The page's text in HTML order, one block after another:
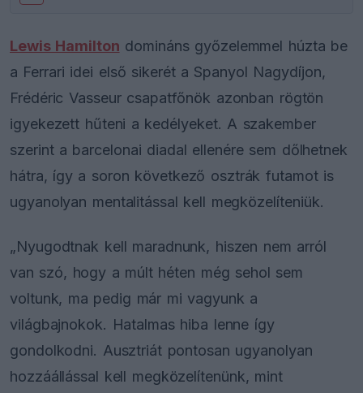
Lewis Hamilton domináns győzelemmel húzta be
a Ferrari idei első sikerét a Spanyol Nagydíjon,
Frédéric Vasseur csapatfőnök azonban rögtön
igyekezett hűteni a kedélyeket. A szakember
szerint a barcelonai diadal ellenére sem dőlhetnek
hátra, így a soron következő osztrák futamot is
ugyanolyan mentalitással kell megközelíteniük.
„Nyugodtnak kell maradnunk, hiszen nem arról
van szó, hogy a múlt héten még sehol sem
voltunk, ma pedig már mi vagyunk a
világbajnokok. Hatalmas hiba lenne így
gondolkodni. Ausztriát pontosan ugyanolyan
hozzáállással kell megközelítenünk, mint